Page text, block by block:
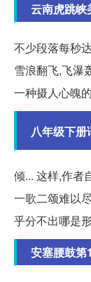
云南虎跳峡
不少段落每秒
雪浪翻飞,飞瀑
一种摄人心魄
八年级下册
倾... 这样,作者
一歌二颂难以
乎分不出哪是
安塞腰鼓第